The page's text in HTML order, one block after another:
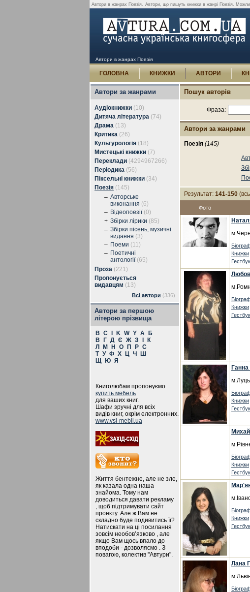
Автори в жанрах Поезія. Автори, що пишуть книжки в жанрі Поезія.
Автори в жанрах Поезія
ГОЛОВНА КНИЖКИ АВТОРИ
Автори за жанрами
Аудіокнижки (10)
Дитяча література (74)
Драма (13)
Критика (26)
Культурологія (18)
Мистецькі книжки (7)
Переклади (4294967266)
Періодика (56)
Піксельні книжки (34)
Поезія (145)
– Авторське
виконання (6)
– Відеопоезії (0)
+ Збірки лірики (85)
– Збірки пісень, музичні
видання (3)
– Поеми (11)
– Поетичні
антології (65)
Проза (221)
Пропонується
видавцям (13)
Всі автори (336)
Автори за першою
літерою прізвища
B C K W Y А
Б
В
Г Д Є Ж З
К
Л
М Н О П Р С
Т У Ф Х Ц Ч
Ш
Щ
Ю Я
Книголюбам пропонуємо
купить мебель
для ваших книг.
Шафи зручні для всіх
видів книг, окрім електронних.
www.vsi-mebli.ua
Життя бентежне, але не зле,
як казала одна наша
знайома. Тому нам
доводиться давати рекламу
, щоб підтримувати сайт
проекту. Але ж Вам не
складно буде подивитись її?
Натискати на ці посилання
зовсім необов’язково , але
якщо Вам щось впало до
вподоби - дозволяємо . З
повагою, колектив "Автури".
Пошук авторів
Фраза:
Автори за жанрами
Поезія (145)
Результат: 141-150
Фото
Книжки
Гестбук
Книжки
Гестбук
Книжки
Гестбук
Книжки
Гестбук
Книжки
Гестбук
Лана